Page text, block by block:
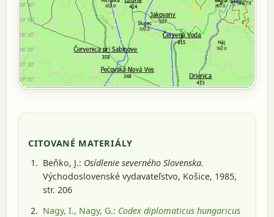
CITOVANÉ MATERIÁLY
Beňko, J.: Osídlenie severného Slovenska.
Východoslovenské vydavateľstvo, Košice, 1985,
str. 206
Nagy, I., Nagy, G.: Codex diplomaticus hungaricus